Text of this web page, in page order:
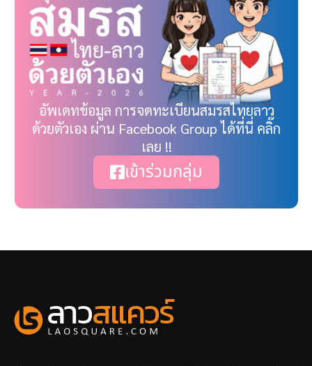
อัพเดทข้อมูล การจดทะเบียนสมรสไทยลาว
ด้วยตัวเอง ผ่าน Facebook Group ได้ที่นี่ คลิ๊ก
เลย !!
เข้าร่วมกลุ่ม